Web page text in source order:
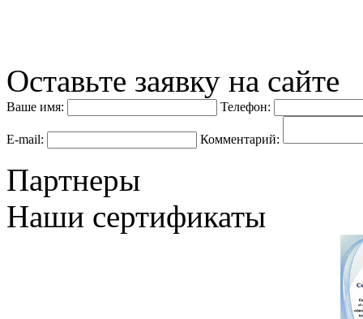
Оставьте заявку на сайте
Ваше имя: Телефон:
E-mail: Комментарий:
Партнеры
Наши сертификаты